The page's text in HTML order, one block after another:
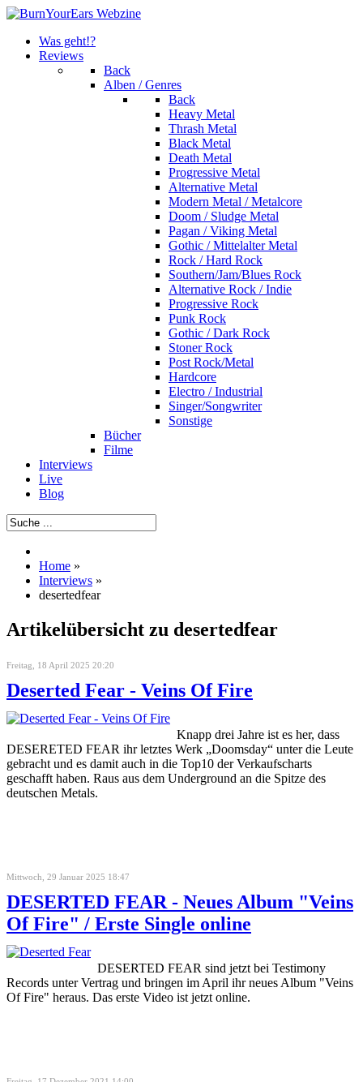
Was geht!?
Reviews
Back
Alben / Genres
Back
Heavy Metal
Thrash Metal
Black Metal
Death Metal
Progressive Metal
Alternative Metal
Modern Metal / Metalcore
Doom / Sludge Metal
Pagan / Viking Metal
Gothic / Mittelalter Metal
Rock / Hard Rock
Southern/Jam/Blues Rock
Alternative Rock / Indie
Progressive Rock
Punk Rock
Gothic / Dark Rock
Stoner Rock
Post Rock/Metal
Hardcore
Electro / Industrial
Singer/Songwriter
Sonstige
Bücher
Filme
Interviews
Live
Blog
Home »
Interviews »
desertedfear
Artikelübersicht zu desertedfear
Freitag, 18 April 2025 20:20
Deserted Fear - Veins Of Fire
Knapp drei Jahre ist es her, dass
DESERETED FEAR ihr letztes Werk „Doomsday“ unter die Leute
gebracht und es damit auch in die Top10 der Verkaufscharts
geschafft haben. Raus aus dem Underground an die Spitze des
deutschen Metals.
Mittwoch, 29 Januar 2025 18:47
DESERTED FEAR - Neues Album "Veins
Of Fire" / Erste Single online
DESERTED FEAR sind jetzt bei Testimony
Records unter Vertrag und bringen im April ihr neues Album "Veins
Of Fire" heraus. Das erste Video ist jetzt online.